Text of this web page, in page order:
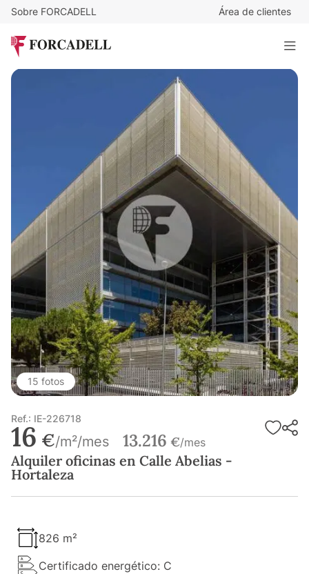
Sobre FORCADELL Área de clientes
Alquiler oficinas en Calle Abelias - Hortaleza
826 m²
15 fotos
Ref.: IE-226718
16 €/m²/mes 13.216 €/mes
Alquiler oficinas en Calle Abelias -
Hortaleza
826 m²
Certificado energético: C